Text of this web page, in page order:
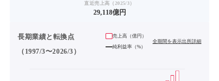
直近売上高（2025/3）
29,118億円
長期業績と転換点
（1997/3〜2026/3）
売上高（億円）
純利益率（%）
全期間を表示出所詳細